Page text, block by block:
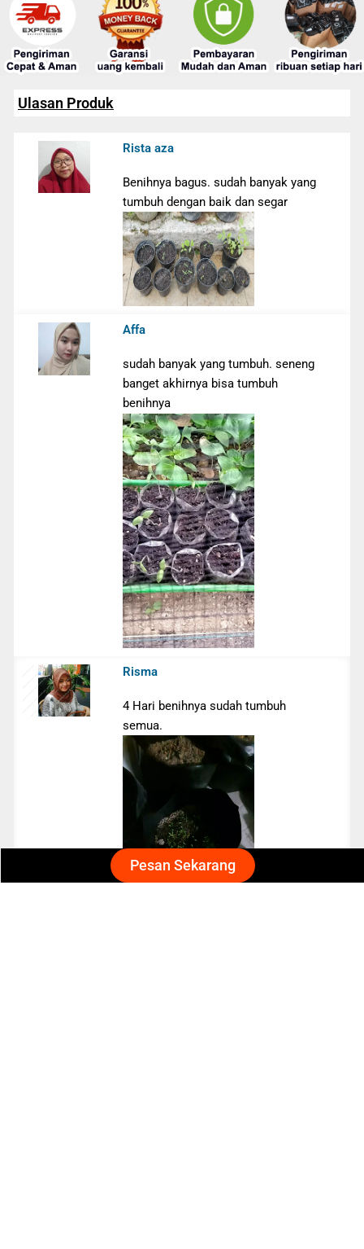
Pesan Sekarang
Ulasan Produk
Rista aza
Benihnya bagus. sudah banyak yang
tumbuh dengan baik dan segar
Affa
sudah banyak yang tumbuh. seneng
banget akhirnya bisa tumbuh
benihnya
Risma
4 Hari benihnya sudah tumbuh
semua.